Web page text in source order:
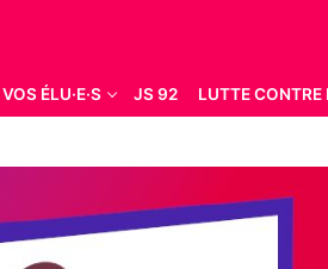
VOS ÉLU·E·S JS 92 LUTTE CONTRE